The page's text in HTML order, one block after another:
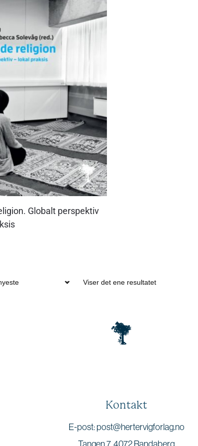
Globalt perspektiv
Viser det ene resultatet
Kontakt
E-post: post@hertervigforlag.no